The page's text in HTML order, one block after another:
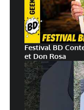
Festival BD
et Don Rosa